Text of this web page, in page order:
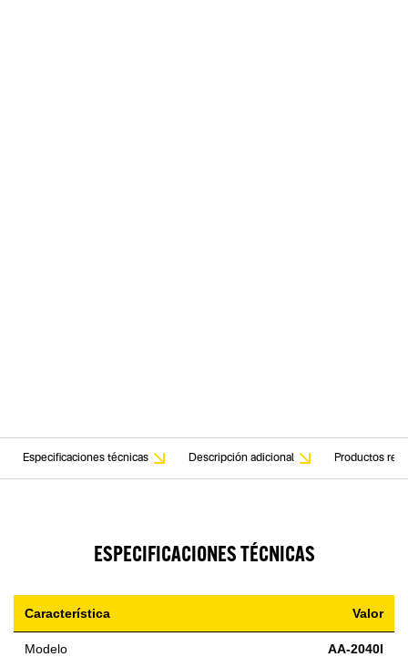
Especificaciones técnicas Descripción adicional Productos
ESPECIFICACIONES TÉCNICAS
Característica Valor
Modelo AA-2040I